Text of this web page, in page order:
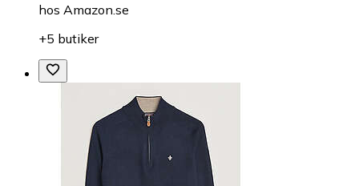
hos Amazon.se
+5 butiker